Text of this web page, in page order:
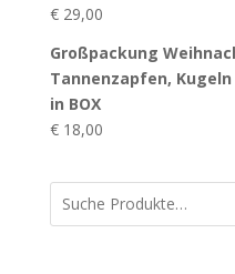
€29,00
Großpackung
Tannenzapfen,
in BOX
€18,00